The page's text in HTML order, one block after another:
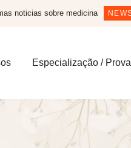
noticias sobre medicina
Especialização /